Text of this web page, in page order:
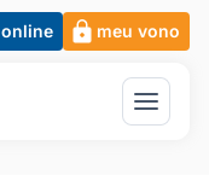
online meu vono